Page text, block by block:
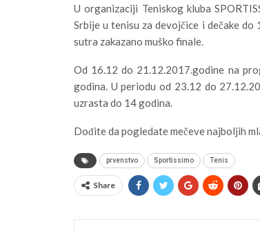
U organizaciji Teniskog kluba
Srbije u tenisu za devojčice i dečake
sutra zakazano muško finale.
Od 16.12 do 21.12.2017.godine na
godina. U periodu od 23.12 do
uzrasta do 14 godina.
Dođite da pogledate mečeve najboljih
prvenstvo Sportissimo Tenis
Share